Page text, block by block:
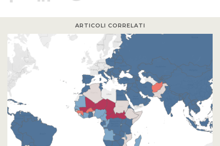
ARTICOLI CORRELATI